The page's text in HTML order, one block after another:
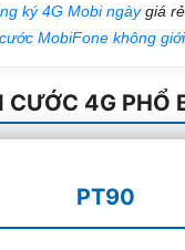
ký 4G Mobi ngàygiá rẻ
MobiFone không
4G PHỔ
PT90